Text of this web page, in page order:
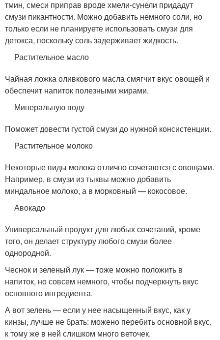
тмин, смеси приправ вроде хмели-сунели придадут
смузи пикантности. Можно добавить немного соли, но
только если не планируете использовать смузи для
детокса, поскольку соль задерживает жидкость.
Растительное масло
Чайная ложка оливкового масла смягчит вкус овощей и
обеспечит напиток полезными жирами.
Минеральную воду
Поможет довести густой смузи до нужной консистенции.
Растительное молоко
Некоторые виды молока отлично сочетаются с овощами.
Например, в смузи из тыквы можно добавить
миндальное молоко, а в морковный — кокосовое.
Авокадо
Универсальный продукт для любых сочетаний, кроме
того, он делает структуру любого смузи более
однородной.
Чеснок и зеленый лук — тоже можно положить в
напиток, но совсем немного, чтобы подчеркнуть вкус
основного ингредиента.
А вот зелень — если у нее насыщенный вкус, как у
кинзы, лучше не брать: можено перебить основной вкус,
к тому же в ней слишком много веточек.